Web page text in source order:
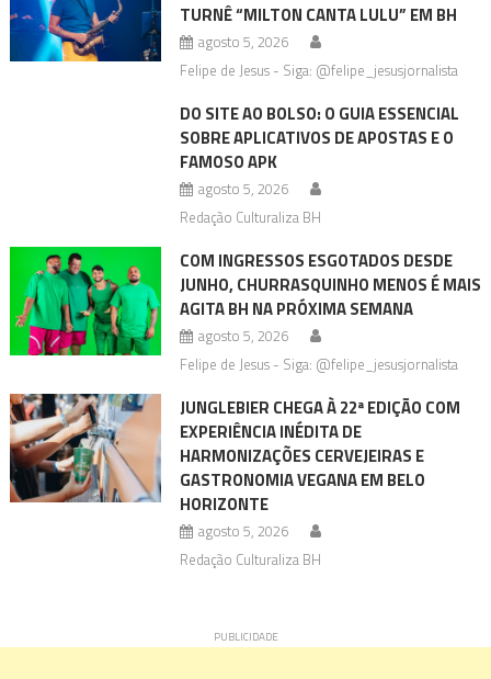
TURNÊ “MILTON CANTA LULU” EM BH
agosto 5, 2026
Felipe de Jesus - Siga: @felipe_jesusjornalista
DO SITE AO BOLSO: O GUIA ESSENCIAL
SOBRE APLICATIVOS DE APOSTAS E O
FAMOSO APK
agosto 5, 2026
Redação Culturaliza BH
COM INGRESSOS ESGOTADOS DESDE
JUNHO, CHURRASQUINHO MENOS É MAIS
AGITA BH NA PRÓXIMA SEMANA
agosto 5, 2026
Felipe de Jesus - Siga: @felipe_jesusjornalista
JUNGLEBIER CHEGA À 22ª EDIÇÃO COM
EXPERIÊNCIA INÉDITA DE
HARMONIZAÇÕES CERVEJEIRAS E
GASTRONOMIA VEGANA EM BELO
HORIZONTE
agosto 5, 2026
Redação Culturaliza BH